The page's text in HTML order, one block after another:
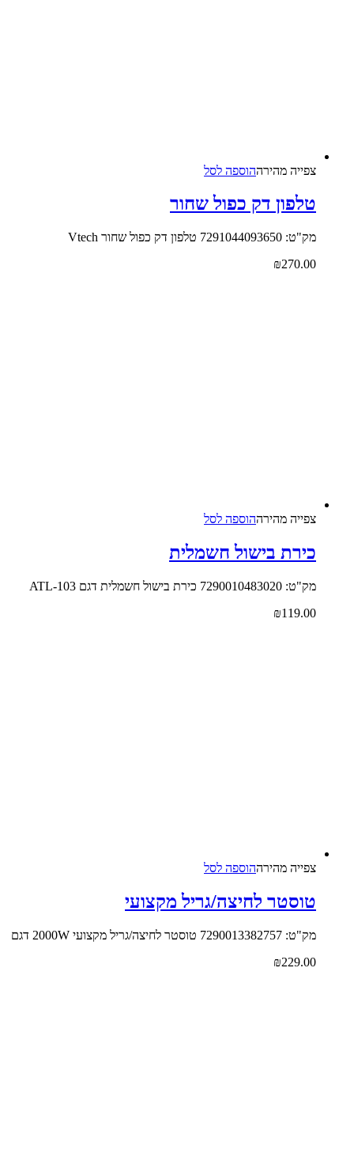
צפייה‬ ‫מהירה‬הוספה לסל
טלפון דק כפול שחור
מק"ט: 7291044093650 טלפון דק כפול שחור Vtech
₪270.00
צפייה‬ ‫מהירה‬הוספה לסל
כירת בישול חשמלית
מק"ט: 7290010483020 כירת בישול חשמלית דגם ATL-103
₪119.00
צפייה‬ ‫מהירה‬הוספה לסל
טוסטר לחיצה/גריל מקצועי
מק"ט: 7290013382757 טוסטר לחיצה/גריל מקצועי 2000W דגם
₪229.00